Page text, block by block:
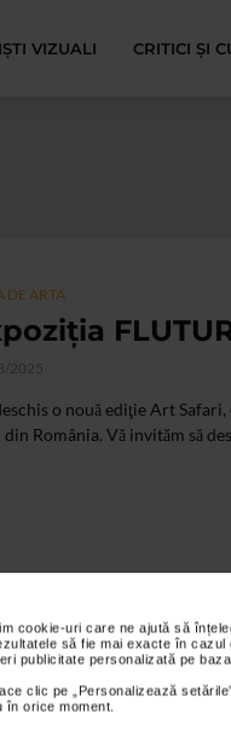
cookie-uri care ne ajută să
să fie mai exacte în cazul
publicitate personalizată pe
clic pe „Personalizează
orice moment.
VIZUALI CRITICI ȘI
DE ARTA
2025
o nouă ediţie Art
din România. Vă invităm să